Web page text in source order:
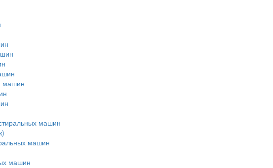
машин
машин
машин
машин